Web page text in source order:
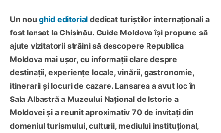
Un nou ghid editorialdedicat turiștilor internaționali a
fost lansat la Chișinău. Guide Moldova își propune să
ajute vizitatorii străini să descopere Republica
Moldova mai ușor, cu informații clare despre
destinații, experiențe locale, vinării, gastronomie,
itinerarii și locuri de cazare. Lansarea a avut loc în
Sala Albastră a Muzeului Național de Istorie a
Moldovei și a reunit aproximativ 70 de invitați din
domeniul turismului, culturii, mediului instituțional,